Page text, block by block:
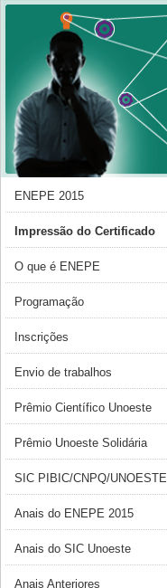
ENEPE 2015
Impressão do Certificado
O que é ENEPE
Programação
Inscrições
Envio de trabalhos
Prêmio Científico Unoeste
Prêmio Unoeste Solidária
SIC PIBIC/CNPQ/UNOESTE
Anais do ENEPE 2015
Anais do SIC Unoeste
Anais Anteriores